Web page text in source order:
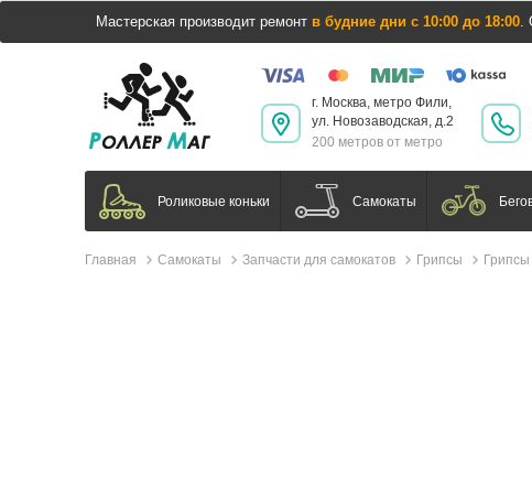
Мастерская производит ремонт в будние дни с 10:00 до 18:00.
г. Москва, метро Фили,
ул. Новозаводская, д.2
200 метров от метро
Роликовые коньки Самокаты
Главная Самокаты Запчасти для самокатов Грипсы